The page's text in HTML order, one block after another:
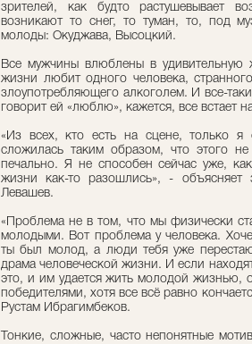
зрителей, как будто растушевывает
возникают то снег, то туман, то, под
молоды: Окуджава, Высоцкий.
Все мужчины влюблены в
жизни любит одного человека,
злоупотребляющего алкоголем. И все-
говорит ей «люблю», кажется, все встает
«Из всех, кто есть на сцене, только
сложилась таким образом, что этого
печально. Я не способен сейчас уже,
жизни как-то разошлись», - объясняет
Левашев.
«Проблема не в том, что мы физически
молодыми. Вот проблема у человека.
ты был молод, а люди тебя уже
драма человеческой жизни. И если
это, и им удается жить молодой жизнью,
победителями, хотя все всё равно
Рустам Ибрагимбеков.
Тонкие, сложные, часто непонятные